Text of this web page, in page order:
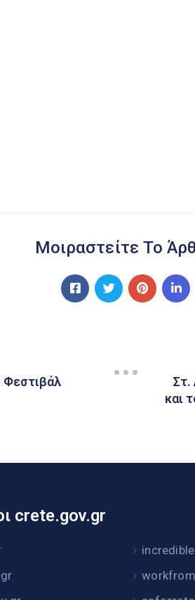
Μοιραστείτε Το
Φεστιβάλ
Στ.
και
crete.gov.gr